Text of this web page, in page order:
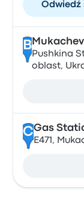
Odwiedź
B
Pushkina
oblast,
CGas
E471,